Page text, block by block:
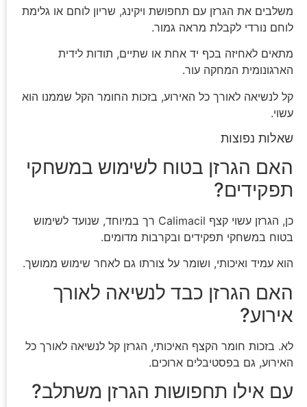
משלבים את הגרזן עם תחפושת ויקינג, שריון לוחם או גלימת
לוחם נורדי לקבלת מראה גמור.
מתאים לאחיזה בכף יד אחת או שתיים, תודות לידית
הארגונומית המחקה עור.
קל לנשיאה לאורך כל האירוע, בזכות החומר הקל שממנו הוא
עשוי.
שאלות נפוצות
האם הגרזן בטוח לשימוש במשחקי
תפקידים?
כן, הגרזן עשוי קצף Calimacil רך במיוחד, שנועד לשימוש
בטוח במשחקי תפקידים ובקרבות מדומים.
הוא עמיד ואיכותי, ושומר על צורתו גם לאחר שימוש ממושך.
האם הגרזן כבד לנשיאה לאורך
אירוע?
לא. בזכות חומר הקצף האיכותי, הגרזן קל לנשיאה לאורך כל
האירוע, גם בפסטיבלים ארוכים.
עם אילו תחפושות הגרזן משתלב?